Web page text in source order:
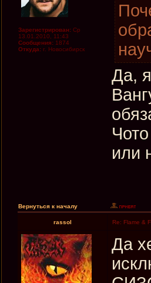
Зарегистрирован: Ср
13.01.2010, 11:43
Сообщения: 1874
Откуда: г. Новосибирск
Да,
или
Вернуться к началу
rassol Re: Flame &
Да